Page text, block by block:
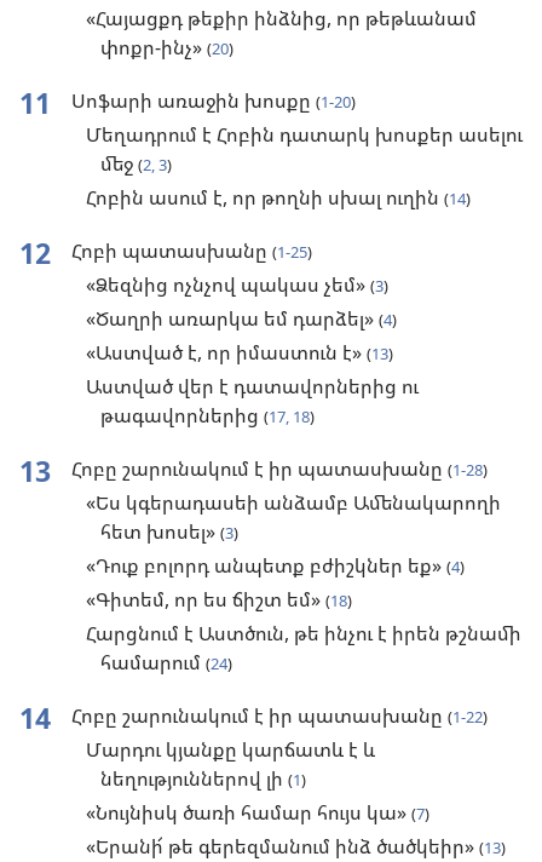
«Հայացքդ թեքիր ինձնից, որ թեթևանամ
փոքր-ինչ» (20)
11 Սոֆարի առաջին խոսքը (1-20)
Մեղադրում է Հոբին դատարկ խոսքեր ասելու
մեջ (2, 3)
Հոբին ասում է, որ թողնի սխալ ուղին (14)
12 Հոբի պատասխանը (1-25)
«Ձեզնից ոչնչով պակաս չեմ» (3)
«Ծաղրի առարկա եմ դարձել» (4)
«Աստված է, որ իմաստուն է» (13)
Աստված վեր է դատավորներից ու
թագավորներից (17, 18)
13 Հոբը շարունակում է իր պատասխանը (1-28)
«Ես կգերադասեի անձամբ Ամենակարողի
հետ խոսել» (3)
«Դուք բոլորդ անպետք բժիշկներ եք» (4)
«Գիտեմ, որ ես ճիշտ եմ» (18)
Հարցնում է Աստծուն, թե ինչու է իրեն թշնամի
համարում (24)
14 Հոբը շարունակում է իր պատասխանը (1-22)
Մարդու կյանքը կարճատև է և
նեղություններով լի (1)
«Նույնիսկ ծառի համար հույս կա» (7)
«Երանի՜ թե գերեզմանում ինձ ծածկեիր» (13)